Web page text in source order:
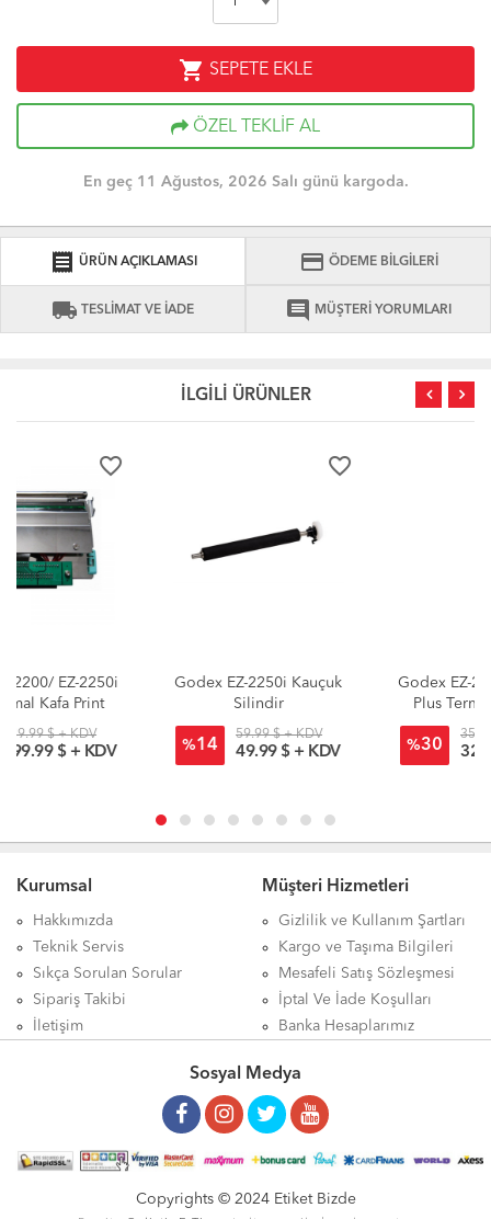
shopping_cart SEPETE EKLE
ÖZEL TEKLİF AL
En geç 11 Ağustos, 2026 Salı günü kargoda.
receipt ÜRÜN AÇIKLAMASI credit_card ÖDEME BİLGİLERİ
local_shipping TESLİMAT VE İADE comment MÜŞTERİ YORUMLARI
İLGİLİ ÜRÜNLER
Godex EZ-2250i Kauçuk
% 14 49.99 $ + KDV
Godex EZ-2300/ EZ-2350i
Plus Termal Kafa Print
% 30
355.19 $ + KDV
324.99 $ + KDV
Kurumsal
Hakkımızda
Teknik Servis
Sıkça Sorulan Sorular
Sipariş Takibi
İletişim
Müşteri Hizmetleri
Gizlilik ve Kullanım Şartları
Kargo ve Taşıma Bilgileri
Mesafeli Satış Sözleşmesi
İptal Ve İade Koşulları
Banka Hesaplarımız
Sosyal Medya
Copyrights © 2024 Etiket Bizde